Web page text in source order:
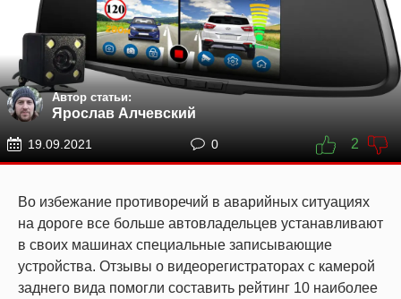
Автор статьи:
Ярослав Алчевский
19.09.2021 0 2
Во избежание противоречий в аварийных ситуациях
на дороге все больше автовладельцев устанавливают
в своих машинах специальные записывающие
устройства. Отзывы о видеорегистраторах с камерой
заднего вида помогли составить рейтинг 10 наиболее